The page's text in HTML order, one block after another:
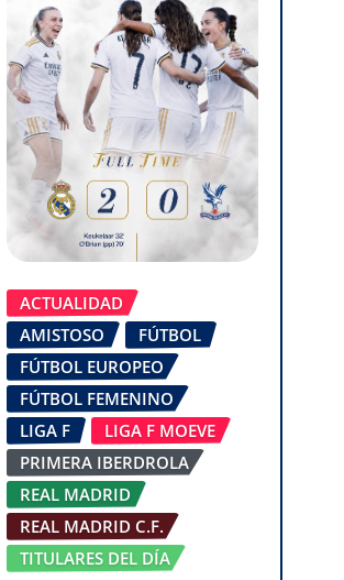
ACTUALIDAD
AMISTOSO
FÚTBOL
FÚTBOL EUROPEO
FÚTBOL FEMENINO
LIGA F
LIGA F MOEVE
PRIMERA IBERDROLA
REAL MADRID
REAL MADRID C.F.
TITULARES DEL DÍA